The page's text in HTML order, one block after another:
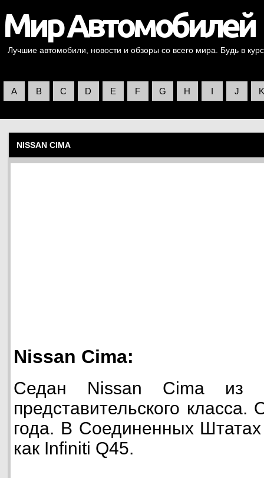
Лучшие автомобили, новости и обзоры со всего мира. Будь в
A B C D E F G H I J K
NISSAN CIMA
Nissan Cima:
Седан Nissan Cima из
представительского
года. В Соединенных
как Infiniti Q45.